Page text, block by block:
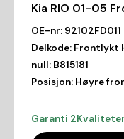
Kia RIO 01-05
OE-nr: 92102FD011
Delkode: Frontlykt
null: B815181
Posisjon: Høyre
Garanti 2